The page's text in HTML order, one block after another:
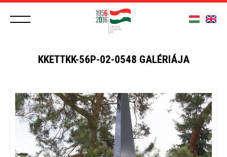
KKETTKK-56P-02-0548 GALÉRIÁJA